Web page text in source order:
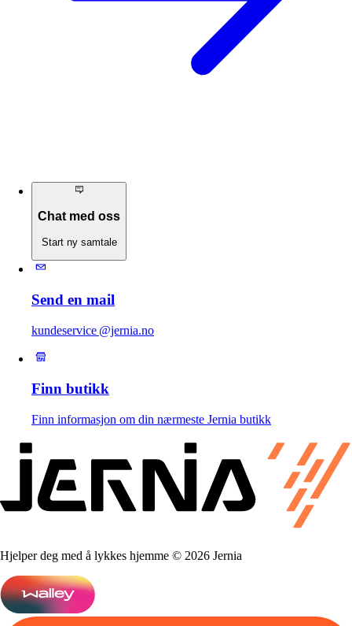
Chat med oss
Start ny samtale
Send en mail
kundeservice @jernia.no
Finn butikk
Finn informasjon om din nærmeste Jernia butikk
Hjelper deg med å lykkes hjemme © 2026 Jernia